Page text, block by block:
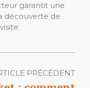
garantit une
découverte de
PRÉCÉDENT